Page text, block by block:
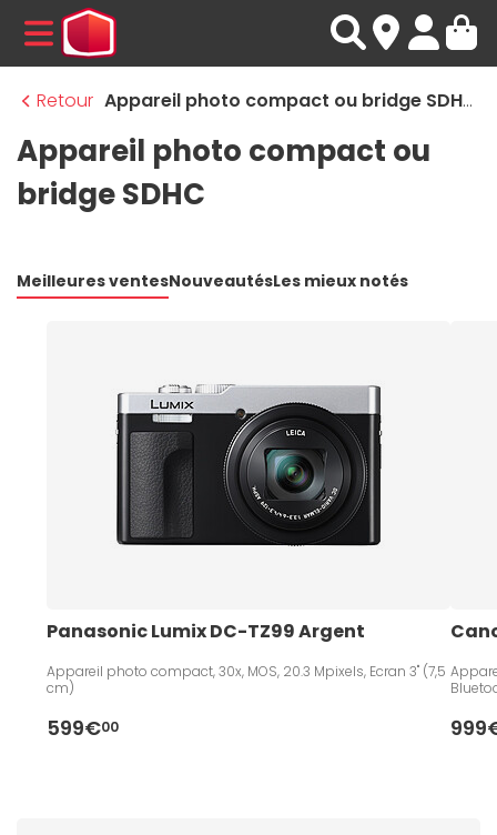
MENU
Retour
Appareil photo compact ou bridge SDHC
Appareil photo compact ou
bridge SDHC
Meilleures ventesNouveautésLes mieux notés
Panasonic Lumix DC-TZ99 Argent
Appareil photo compact, 30x, MOS, 20.3 Mpixels, Ecran 3" (7,5
cm)
599€00